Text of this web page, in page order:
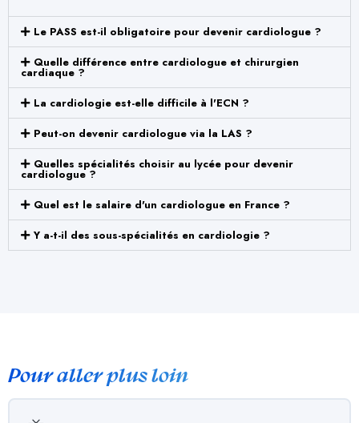
Le PASS est-il obligatoire pour devenir cardiologue ?
Quelle différence entre cardiologue et chirurgien
cardiaque ?
La cardiologie est-elle difficile à l'ECN ?
Peut-on devenir cardiologue via la LAS ?
Quelles spécialités choisir au lycée pour devenir
cardiologue ?
Quel est le salaire d'un cardiologue en France ?
Y a-t-il des sous-spécialités en cardiologie ?
Pour aller plus loin